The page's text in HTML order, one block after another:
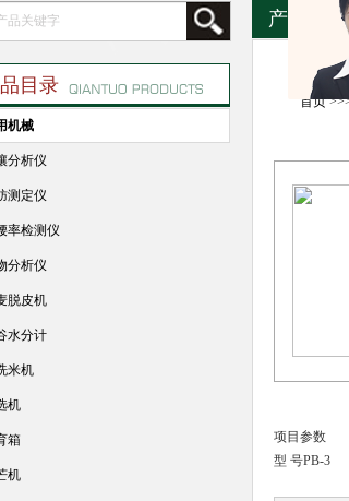
产品资料
首页
项目参数
型 号PB-3
目录
机械
分析仪
测定仪
率检测仪
分析仪
脱皮机
水分计
米机
机
箱
机